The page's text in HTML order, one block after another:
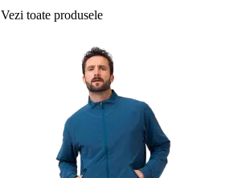
Vezi toate produsele